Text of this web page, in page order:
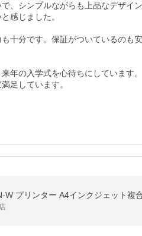
、シンプルながらも上品なデザイ
感じました。​
十分です。保証がついているのも
年の入学式を心待ちにしています
足しています。
W プリンター A4インクジェット